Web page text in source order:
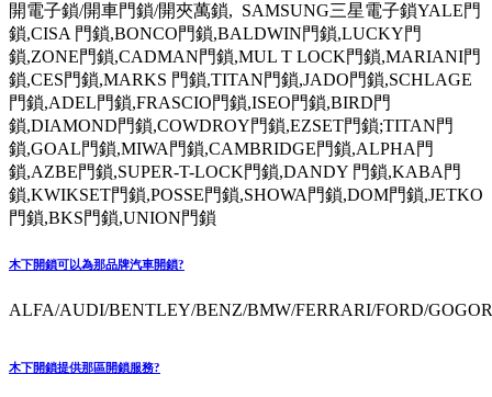
開電子鎖/開車門鎖/開夾萬鎖, SAMSUNG三星電子鎖YALE門
鎖,CISA 門鎖,BONCO門鎖,BALDWIN門鎖,LUCKY門
鎖,ZONE門鎖,CADMAN門鎖,MUL T LOCK門鎖,MARIANI門
鎖,CES門鎖,MARKS 門鎖,TITAN門鎖,JADO門鎖,SCHLAGE
門鎖,ADEL門鎖,FRASCIO門鎖,ISEO門鎖,BIRD門
鎖,DIAMOND門鎖,COWDROY門鎖,EZSET門鎖;TITAN門
鎖,GOAL門鎖,MIWA門鎖,CAMBRIDGE門鎖,ALPHA門
鎖,AZBE門鎖,SUPER-T-LOCK門鎖,DANDY 門鎖,KABA門
鎖,KWIKSET門鎖,POSSE門鎖,SHOWA門鎖,DOM門鎖,JETKO
門鎖,BKS門鎖,UNION門鎖
木下開鎖可以為那品牌汽車開鎖?
ALFA/AUDI/BENTLEY/BENZ/BMW/FERRARI/FORD/
木下開鎖提供那區開鎖服務?